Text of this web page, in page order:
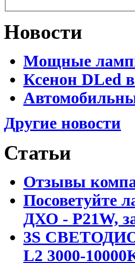
Новости
Мощные
Ксенон DLed
Другие новости
Статьи
Отзывы
Посоветуйте
ДХО - P21W,
3S
L2 3000-